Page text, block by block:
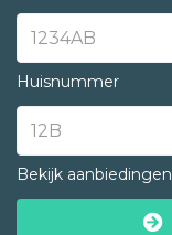
Huisnummer
Bekijk aanbiedingen